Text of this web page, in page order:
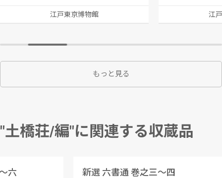
江戸東京博物館 江
もっと見る
"土橋荘/編"に関連する収蔵品
六 新選 六書通 巻之三～四